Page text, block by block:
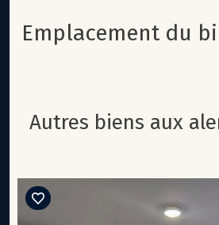
Emplacement du
autres biens aux